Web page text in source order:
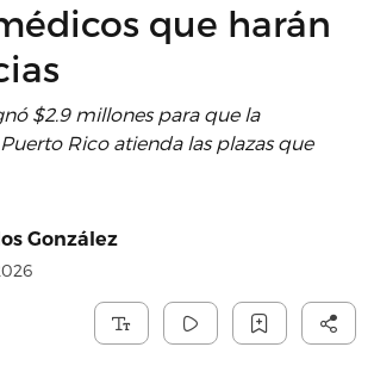
que harán
$2.9 millones para que la
Rico atienda las plazas que
González